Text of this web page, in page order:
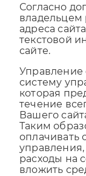
владельцем
адреса
текстовой
сайте.
систему
которая
течение
Вашего
Таким
оплачивать
управления,
расходы на
вложить